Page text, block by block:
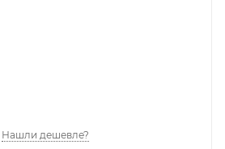
Нашли дешевле?